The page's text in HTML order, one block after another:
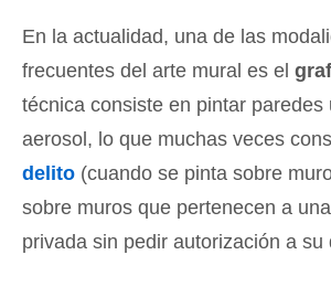
En la actualidad, una de las
frecuentes del arte mural es el
técnica consiste en pintar paredes
aerosol, lo que muchas veces
delito (cuando se pinta sobre
sobre muros que pertenecen a
privada sin pedir autorización a su